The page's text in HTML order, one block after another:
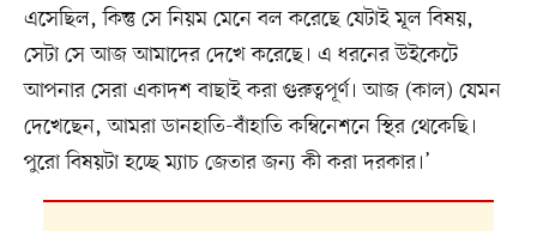
এসেছিল, কিন্তু সে নিয়ম মেনে বল করেছে যেটাই মূল বিষয়,
সেটা সে আজ আমাদের দেখে করেছে। এ ধরনের উইকেটে
আপনার সেরা একাদশ বাছাই করা গুরুত্বপূর্ণ। আজ (কাল) যেমন
দেখেছেন, আমরা ডানহাতি-বাঁহাতি কম্বিনেশনে স্থির থেকেছি।
পুরো বিষয়টা হচ্ছে ম্যাচ জেতার জন্য কী করা দরকার।’